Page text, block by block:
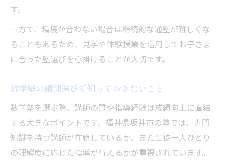
す。
一方で、環境が合わない場合は継続的な通塾が難しくな
ることもあるため、見学や体験授業を活用してお子さま
に合った塾選びを心掛けることが大切です。
数学塾の講師選びで知っておきたいこと
数学塾を選ぶ際、講師の質や指導経験は成績向上に直結
する大きなポイントです。福井県坂井市の塾では、専門
知識を持つ講師が在籍しているか、また生徒一人ひとり
の理解度に応じた指導が行えるかが重視されています。